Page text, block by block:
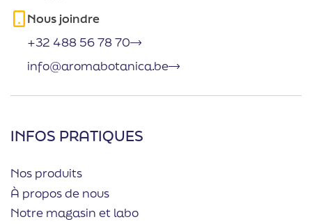
Nous joindre
+32 488 56 78 70
info@aromabotanica.be
INFOS PRATIQUES
Nos produits
À propos de nous
Notre magasin et labo